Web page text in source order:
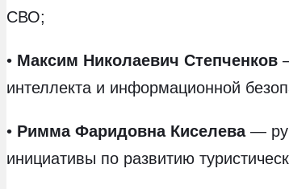
СВО;
• Максим Николаевич Степченков
интеллекта и информационной
• Римма Фаридовна Киселева—
инициативы по развитию